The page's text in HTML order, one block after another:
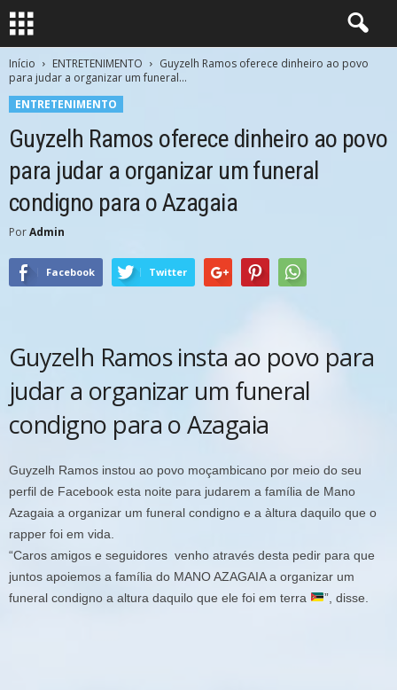
Início ENTRETENIMENTO
Guyzelh Ramos oferece dinheiro ao povo
para judar a organizar um funeral...
ENTRETENIMENTO
Guyzelh Ramos oferece dinheiro ao povo
para judar a organizar um funeral
condigno para o Azagaia
PorAdmin
Facebook Twitter
Guyzelh Ramos insta ao povo para
judar a organizar um funeral
condigno para o Azagaia
Guyzelh Ramos instou ao povo moçambicano por meio do seu
perfil de Facebook esta noite para judarem a família de Mano
Azagaia a organizar um funeral condigno e a àltura daquilo que o
rapper foi em vida.
“Caros amigos e seguidores venho através desta pedir para que
juntos apoiemos a família do MANO AZAGAIA a organizar um
funeral condigno a altura daquilo que ele foi em terra
”, disse.